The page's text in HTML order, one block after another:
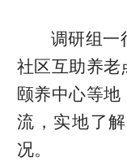
调研组一
社区互助养老
颐养中心等
流，实地了
况。